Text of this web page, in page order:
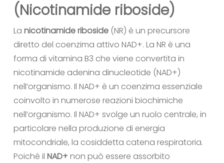
(Nicotinamide riboside)
La nicotinamide riboside(NR) è un precursore
diretto del coenzima attivo NAD+. La NR è una
forma di vitamina B3 che viene convertita in
nicotinamide adenina dinucleotide (NAD+)
nell’organismo. Il NAD+ è un coenzima essenziale
coinvolto in numerose reazioni biochimiche
nell’organismo. Il NAD+ svolge un ruolo centrale, in
particolare nella produzione di energia
mitocondriale, la cosiddetta catena respiratoria.
Poiché il NAD+non può essere assorbito